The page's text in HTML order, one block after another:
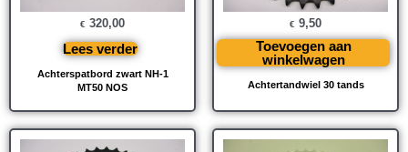
Achterspatbord zwart NH-1
MT50 NOS
€ 320,00
Lees verder
Achtertandwiel 30 tands
€ 9,50
Toevoegen aan
winkelwagen